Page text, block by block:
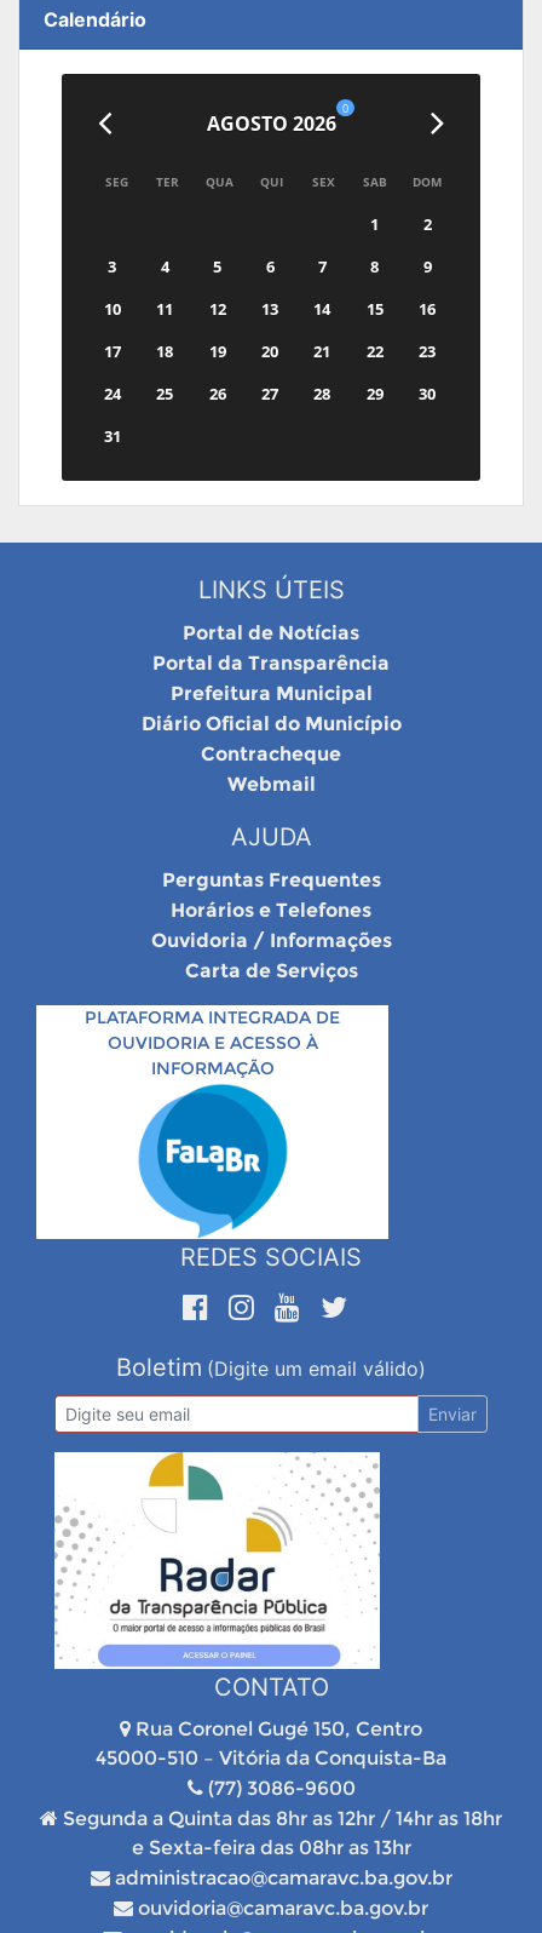
Calendário
AGOSTO 2026
0
SEG TER QUA QUI SEX SAB DOM
1
2
3
4 5 6 7 8
9
10
11 12 13 14 15
16
17
18 19 20 21 22
23
24
25 26 27 28 29
30
31
LINKS ÚTEIS
Portal de Notícias
Portal da Transparência
Prefeitura Municipal
Diário Oficial do Município
Contracheque
Webmail
AJUDA
Perguntas Frequentes
Horários e Telefones
Ouvidoria / Informações
Carta de Serviços
PLATAFORMA INTEGRADA DE
OUVIDORIA E ACESSO À
INFORMAÇÃO
REDES SOCIAIS
Boletim (Digite um email válido)
Enviar
CONTATO
Rua Coronel Gugé 150, Centro
45000-510 – Vitória da Conquista-Ba
(77) 3086-9600
Segunda a Quinta das 8hr as 12hr / 14hr as 18hr
e Sexta-feira das 08hr as 13hr
administracao@camaravc.ba.gov.br
ouvidoria@camaravc.ba.gov.br